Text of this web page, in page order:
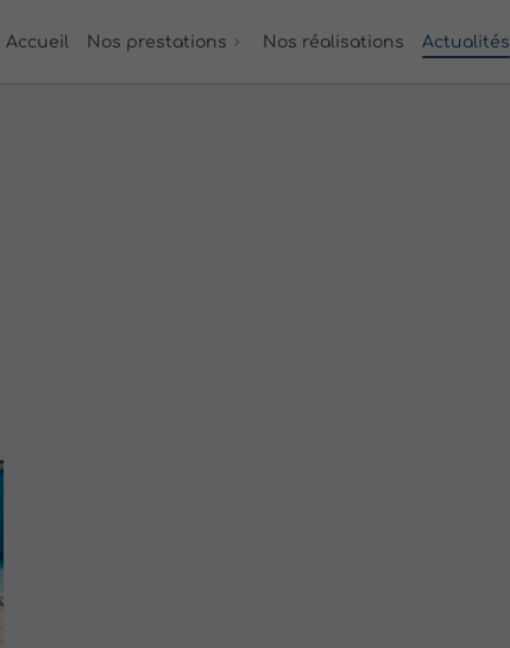
Accueil Nos prestations Nos réalisations Actualités